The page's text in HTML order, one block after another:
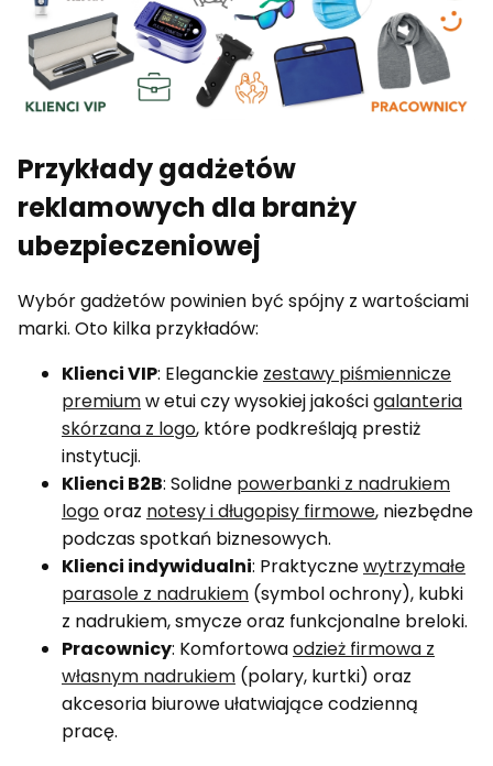
Przykłady gadżetów
reklamowych dla branży
ubezpieczeniowej
Wybór gadżetów powinien być spójny z wartościami
marki. Oto kilka przykładów:
Klienci VIP: Eleganckie zestawy piśmiennicze
premiumw etui czy wysokiej jakościgalanteria
skórzana z logo, które podkreślają prestiż
instytucji.
Klienci B2B: Solidne powerbanki z nadrukiem
logooraz notesy i długopisy firmowe, niezbędne
podczas spotkań biznesowych.
Klienci indywidualni: Praktycznewytrzymałe
parasole z nadrukiem (symbol ochrony), kubki
z nadrukiem, smycze oraz funkcjonalne breloki.
Pracownicy: Komfortowaodzież firmowa z
własnym nadrukiem (polary, kurtki) oraz
akcesoria biurowe ułatwiające codzienną
pracę.